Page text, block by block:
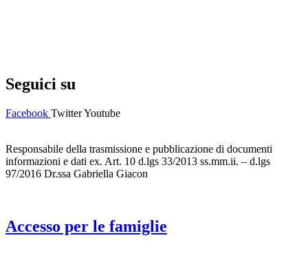
Seguici su
Facebook TwitterYoutube
Responsabile della trasmissione e pubblicazione di documenti
informazioni e dati ex. Art. 10 d.lgs 33/2013 ss.mm.ii. – d.lgs
97/2016 Dr.ssa Gabriella Giacon
Accesso per le famiglie